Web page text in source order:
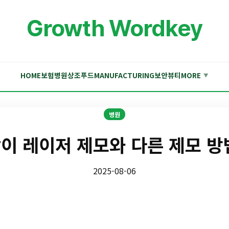
Growth Wordkey
HOME보험병원상조푸드MANUFACTURING보안뷰티MORE ▼
병원
레이저 제모와 다른 제모 방
2025-08-06